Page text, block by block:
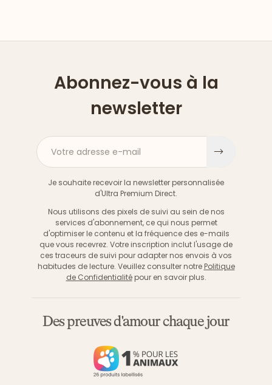
Abonnez-vous à la
newsletter
Votre adresse e-mail
Je souhaite recevoir la newsletter personnalisée
d'Ultra Premium Direct.
Nous utilisons des pixels de suivi au sein de nos
services d'abonnement, ce qui nous permet
d'optimiser le contenu et la fréquence des e-mails
que vous recevrez. Votre inscription inclut l'usage de
ces traceurs de suivi pour adapter nos envois à vos
habitudes de lecture. Veuillez consulter notre Politique
de Confidentialitépour en savoir plus.
Des preuves d'amour chaque jour